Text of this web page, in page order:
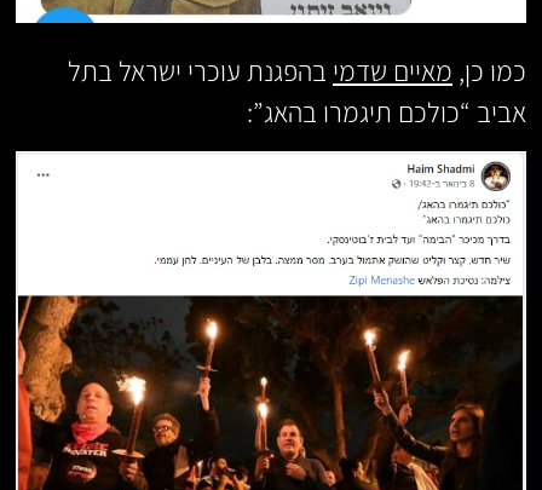
כמו כן, מאיים שדמי בהפגנת עוכרי ישראל בתל
אביב “כולכם תיגמרו בהאג”: